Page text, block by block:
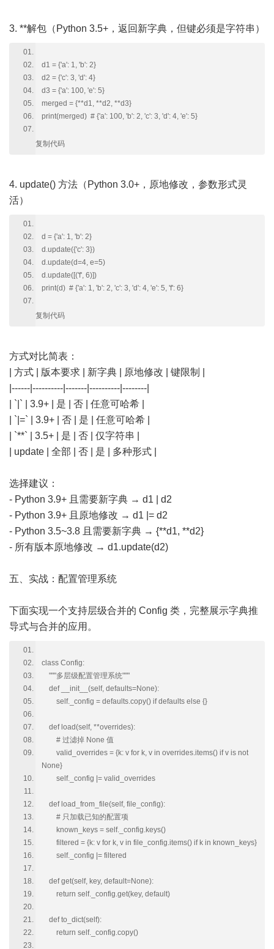
3. **解包（Python 3.5+，返回新字典，但键必须是字符串）
d1 = {'a': 1, 'b': 2}
d2 = {'c': 3, 'd': 4}
d3 = {'a': 100, 'e': 5}
merged = {**d1, **d2, **d3}
print(merged) # {'a': 100, 'b': 2, 'c': 3, 'd': 4, 'e': 5}
复制代码
4. update() 方法（Python 3.0+，原地修改，参数形式灵
活）
d = {'a': 1, 'b': 2}
d.update({'c': 3})
d.update(d=4, e=5)
d.update([('f', 6)])
print(d) # {'a': 1, 'b': 2, 'c': 3, 'd': 4, 'e': 5, 'f': 6}
复制代码
方式对比简表：
| 方式 | 版本要求 | 新字典 | 原地修改 | 键限制 |
|------|----------|-------|----------|--------|
| `|` | 3.9+ | 是 | 否 | 任意可哈希 |
| `|=` | 3.9+ | 否 | 是 | 任意可哈希 |
| `**` | 3.5+ | 是 | 否 | 仅字符串 |
| update | 全部 | 否 | 是 | 多种形式 |
选择建议：
- Python 3.9+ 且需要新字典 → d1 | d2
- Python 3.9+ 且原地修改 → d1 |= d2
- Python 3.5~3.8 且需要新字典 → {**d1, **d2}
- 所有版本原地修改 → d1.update(d2)
五、实战：配置管理系统
下面实现一个支持层级合并的 Config 类，完整展示字典推
导式与合并的应用。
class Config:
"""多层级配置管理系统"""
def __init__(self, defaults=None):
self._config = defaults.copy() if defaults else {}
def load(self, **overrides):
# 过滤掉 None 值
valid_overrides = {k: v for k, v in overrides.items() if v is not
None}
self._config |= valid_overrides
def load_from_file(self, file_config):
# 只加载已知的配置项
known_keys = self._config.keys()
filtered = {k: v for k, v in file_config.items() if k in known_keys}
self._config |= filtered
def get(self, key, default=None):
return self._config.get(key, default)
def to_dict(self):
return self._config.copy()